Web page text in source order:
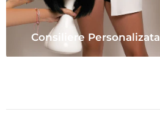
Consiliere Personalizata